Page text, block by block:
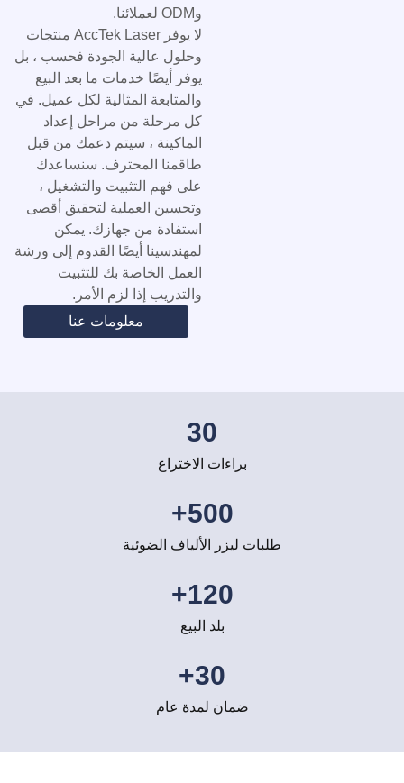
لا يوفر AccTek Laser منتجات
وحلول عالية الجودة فحسب ، بل
يوفر أيضًا خدمات ما بعد البيع
والمتابعة المثالية لكل عميل. في
كل مرحلة من مراحل إعداد
الماكينة ، سيتم دعمك من قبل
طاقمنا المحترف. سنساعدك
على فهم التثبيت والتشغيل ،
وتحسين العملية لتحقيق أقصى
استفادة من جهازك. يمكن
لمهندسينا أيضًا القدوم إلى ورشة
العمل الخاصة بك للتثبيت
والتدريب إذا لزم الأمر.
معلومات عنا
براءات الاختراع
30
طلبات ليزر الألياف الضوئية
500
+
بلد البيع
120
+
ضمان لمدة عام
30
+